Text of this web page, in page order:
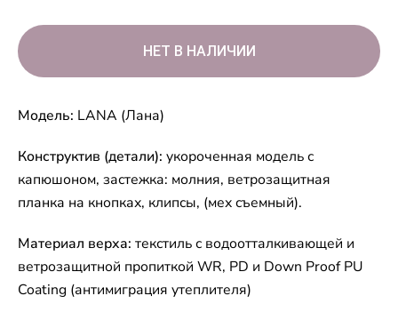
Модель: LANA (Лана)
Конструктив (детали): укороченная модель с
капюшоном, застежка: молния, ветрозащитная
планка на кнопках, клипсы, (мех съемный).
Материал верха: текстиль с водоотталкивающей и
ветрозащитной пропиткой WR, PD и Down Proof PU
Coating (антимиграция утеплителя)